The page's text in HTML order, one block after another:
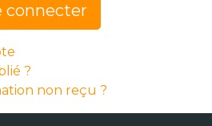
connecter
?
non reçu ?